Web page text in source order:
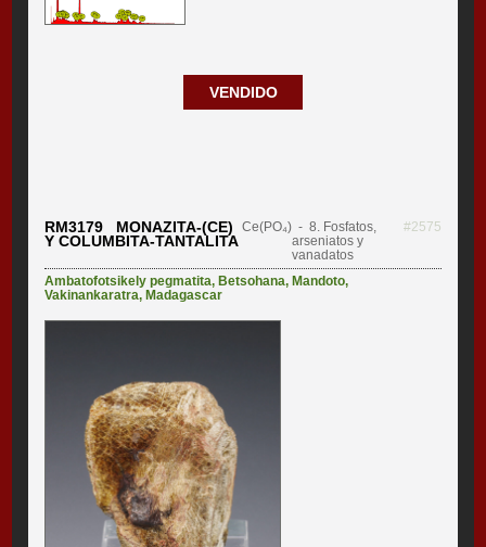
VENDIDO
RM3179 MONAZITA-(CE)
Y COLUMBITA-TANTALITA
Ce(PO₄)- 8. Fosfatos,
arseniatos y
vanadatos
#2575
Ambatofotsikely pegmatita, Betsohana, Mandoto,
Vakinankaratra, Madagascar